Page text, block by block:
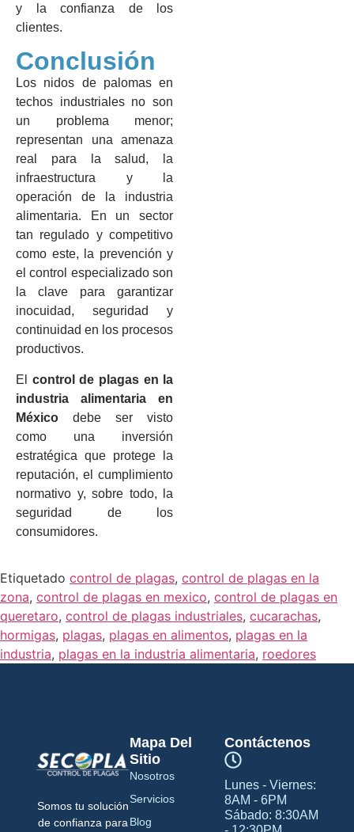
y la confianza de los
clientes.
Conclusión
Los nidos de palomas en
techos industriales no son
un problema menor;
representan una amenaza
real para la salud, la
infraestructura y la
operación de la industria
alimentaria. En un sector
tan regulado y competitivo
como este, la prevención y
el control especializado son
la clave para garantizar
inocuidad, seguridad y
continuidad en los procesos
productivos.
El control de plagas en la
industria alimentaria en
México debe ser visto
como una inversión
estratégica que protege la
reputación, el cumplimiento
normativo y, sobre todo, la
seguridad de los
consumidores.
Etiquetado control de plagas, control de plagas en la
zona, control de plagas en mexico, control de plagas en
queretaro, control de plagas industriales, cucarachas,
hormigas, plagas, plagas en alimentos, plagas en la
industria, plagas en la industria alimentaria, roedores
Somos tu solución
de confianza para
Contáctenos
Lunes - Viernes:
8AM - 6PM
Sábado: 8:30AM
Mapa Del
Sitio
Nosotros
Servicios
Blog